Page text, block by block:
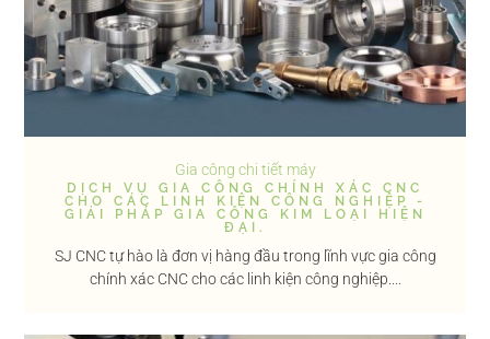
Gia công chi tiết máy
DỊCH VỤ GIA CÔNG CHÍNH XÁC CNC
CHO CÁC LINH KIỆN CÔNG NGHIỆP -
GIẢI PHÁP GIA CÔNG KIM LOẠI HIỆN
ĐẠI.
SJ CNC tự hào là đơn vị hàng đầu trong lĩnh vực gia công
chính xác CNC cho các linh kiện công nghiệp....